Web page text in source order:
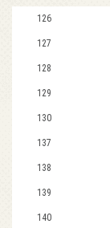
126
127
128
129
130
137
138
139
140